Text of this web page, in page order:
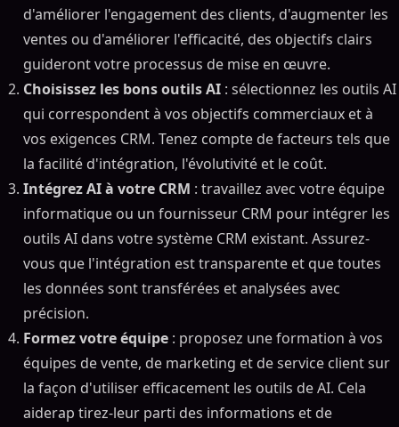
d'améliorer l'engagement des clients, d'augmenter les
ventes ou d'améliorer l'efficacité, des objectifs clairs
guideront votre processus de mise en œuvre.
Choisissez les bons outils AI : sélectionnez les outils AI
qui correspondent à vos objectifs commerciaux et à
vos exigences CRM. Tenez compte de facteurs tels que
la facilité d'intégration, l'évolutivité et le coût.
Intégrez AI à votre CRM : travaillez avec votre équipe
informatique ou un fournisseur CRM pour intégrer les
outils AI dans votre système CRM existant. Assurez-
vous que l'intégration est transparente et que toutes
les données sont transférées et analysées avec
précision.
Formez votre équipe : proposez une formation à vos
équipes de vente, de marketing et de service client sur
la façon d'utiliser efficacement les outils de AI. Cela
aiderap tirez-leur parti des informations et de